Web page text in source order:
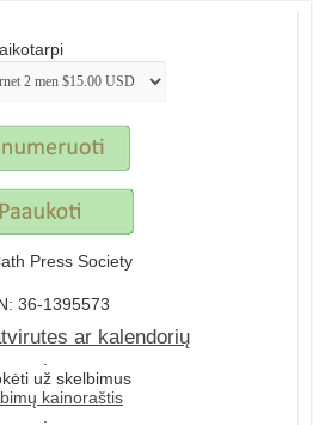
Press Society
36-1395573
ar kalendorių
už skelbimus
kainoraštis